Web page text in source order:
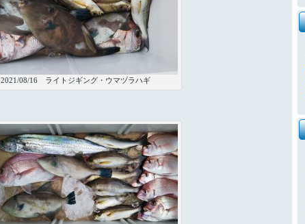
2021/08/16 ライトジギング・ウマヅラハギ